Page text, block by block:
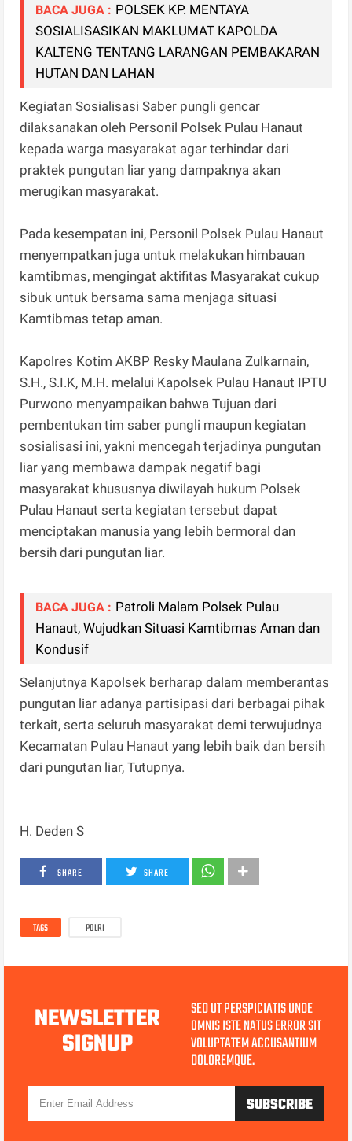
BACA JUGA : POLSEK KP. MENTAYA
SOSIALISASIKAN MAKLUMAT KAPOLDA
KALTENG TENTANG LARANGAN PEMBAKARAN
HUTAN DAN LAHAN
Kegiatan Sosialisasi Saber pungli gencar
dilaksanakan oleh Personil Polsek Pulau Hanaut
kepada warga masyarakat agar terhindar dari
praktek pungutan liar yang dampaknya akan
merugikan masyarakat.
Pada kesempatan ini, Personil Polsek Pulau Hanaut
menyempatkan juga untuk melakukan himbauan
kamtibmas, mengingat aktifitas Masyarakat cukup
sibuk untuk bersama sama menjaga situasi
Kamtibmas tetap aman.
Kapolres Kotim AKBP Resky Maulana Zulkarnain,
S.H., S.I.K, M.H. melalui Kapolsek Pulau Hanaut IPTU
Purwono menyampaikan bahwa Tujuan dari
pembentukan tim saber pungli maupun kegiatan
sosialisasi ini, yakni mencegah terjadinya pungutan
liar yang membawa dampak negatif bagi
masyarakat khususnya diwilayah hukum Polsek
Pulau Hanaut serta kegiatan tersebut dapat
menciptakan manusia yang lebih bermoral dan
bersih dari pungutan liar.
BACA JUGA : Patroli Malam Polsek Pulau
Hanaut, Wujudkan Situasi Kamtibmas Aman dan
Kondusif
Selanjutnya Kapolsek berharap dalam memberantas
pungutan liar adanya partisipasi dari berbagai pihak
terkait, serta seluruh masyarakat demi terwujudnya
Kecamatan Pulau Hanaut yang lebih baik dan bersih
dari pungutan liar, Tutupnya.
H. Deden S
SHARE SHARE
TAGS POLRI
NEWSLETTER
SIGNUP
SED UT PERSPICIATIS UNDE
OMNIS ISTE NATUS ERROR SIT
VOLUPTATEM ACCUSANTIUM
DOLOREMQUE.